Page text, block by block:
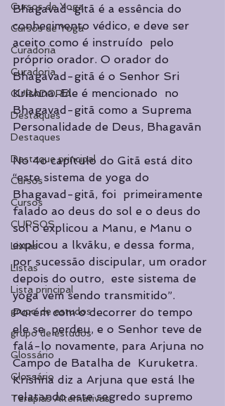
Cursos de Yoga
Cursos de Yoga
Curadoria
Curadoria
CURADORIA
Destaques
Destaques
Destaque principal
Cursos
Cursos
CURSOS
Listas
Listas
Lista principal
grupo de estudos
grupo de estudos
Glossário
Glossário
Terapias Alternativas
Bhagavad-gitã é a essência do
conhecimento védico, e deve ser
aceito como é instruído  pelo
próprio orador. O orador do
Bhagavad-gitã é o Senhor Sri
Krishna. Ele é mencionado  no
Bhagavad-gitã como a Suprema
Personalidade de Deus, Bhagavãn
No 4o capítulo do Gitã está dito
“este sistema de yoga do
Bhagavad-gitã, foi  primeiramente
falado ao deus do sol e o deus do
sol o explicou a Manu, e Manu o
explicou a lkvãku, e dessa forma,
por sucessão discipular, um orador
depois do outro,  este sistema de
yoga vem sendo transmitido”.
Porém com o decorrer do tempo
ele se  perdeu, e o Senhor teve de
falá-lo novamente, para Arjuna no
Campo de Batalha de  Kuruketra.
Krishna diz a Arjuna que está lhe
relatando este segredo supremo